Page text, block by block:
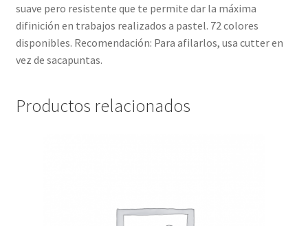
suave pero resistente que te permite dar la máxima
difinición en trabajos realizados a pastel. 72 colores
disponibles. Recomendación: Para afilarlos, usa cutter en
vez de sacapuntas.
Productos relacionados